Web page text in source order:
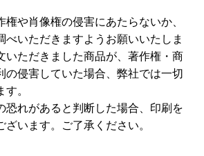
権や肖像権の侵害にあたらないか、
べいただきますようお願いいたしま
いただきました商品が、著作権・商
の侵害していた場合、弊社では一切
。
恐れがあると判断した場合、印刷を
ざいます。ご了承ください。